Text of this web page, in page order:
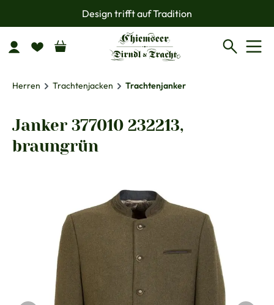
Zum Hauptinhalt springenDesign trifft auf Tradition
Herren Trachtenjacken Trachtenjanker
Janker 377010 232213,
braungrün